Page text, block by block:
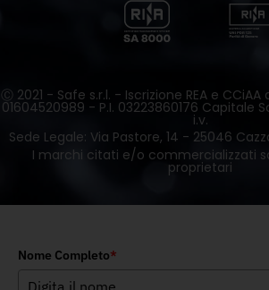
Ⓒ 2021 - Safe s.r.l. - Iscrizione REA e CCiAA
01604520989 - P.I. 03223860176 Capitale
i.v.
Sede Legale: Via Pastore, 14 - 25046
I marchi citati e/o commercializzati
proprietari
Nome Completo*